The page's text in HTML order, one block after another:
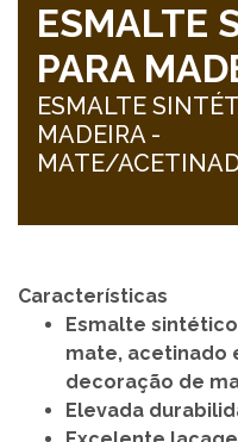
ESMALTE
PARA
ESMALTE
MADEIRA -
MATE/
Características
Esmalte
mate, acetinado
decoração de
Elevada